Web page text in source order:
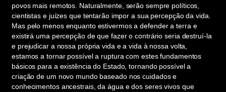
povos mais remotos. Naturalmente, serão sempre políticos,
cientistas e juízes que tentarão impor a sua percepção da vida.
Mas pelo menos enquanto estivermos a defender a terra e
existirá uma percepção de que fazer o contrário seria destruí-la
e prejudicar a nossa própria vida e a vida à nossa volta,
estamos a tornar possível a ruptura com estes fundamentos
básicos para a existência do Estado, tornando possível a
criação de um novo mundo baseado nos cuidados e
conhecimentos ancestrais, da água e dos seres vivos que